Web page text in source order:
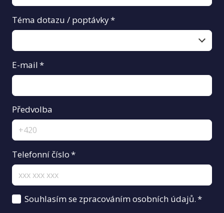
Téma dotazu / poptávky*
E-mail*
Předvolba
Telefonní číslo*
Souhlasím se zpracováním osobních údajů.*